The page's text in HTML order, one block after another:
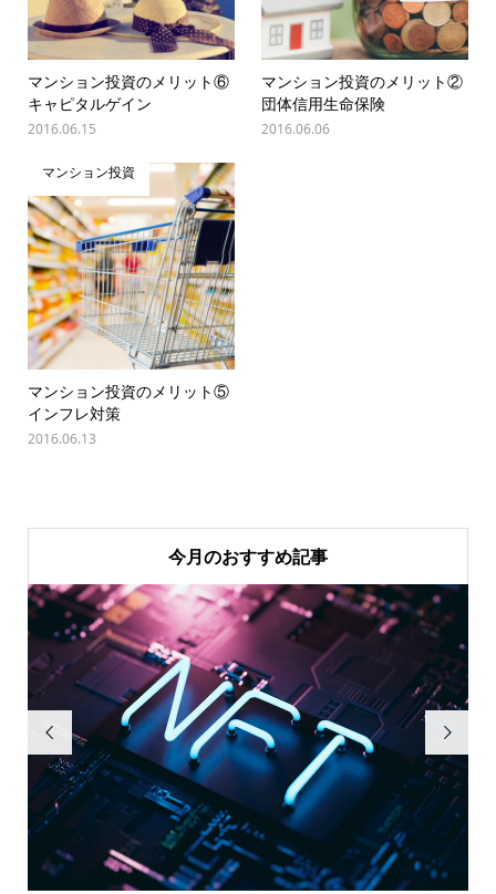
マンション投資のメリット⑥
キャピタルゲイン
2016.06.15
マンション投資のメリット②
団体信用生命保険
2016.06.06
マンション投資
マンション投資のメリット⑤
インフレ対策
2016.06.13
今月のおすすめ記事
 